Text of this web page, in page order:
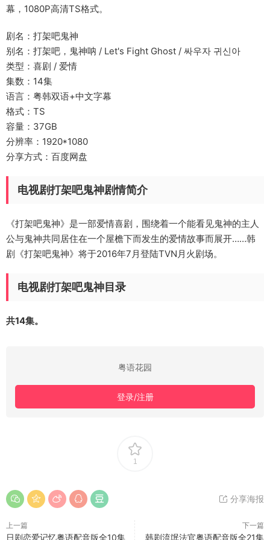
幕，1080P高清TS格式。
剧名：打架吧鬼神
别名：打架吧，鬼神呐 / Let's Fight Ghost / 싸우자 귀신아
类型：喜剧 / 爱情
集数：14集
语言：粤韩双语+中文字幕
格式：TS
容量：37GB
分辨率：1920*1080
分享方式：百度网盘
电视剧打架吧鬼神剧情简介
《打架吧鬼神》是一部爱情喜剧，围绕着一个能看见鬼神的主人
公与鬼神共同居住在一个屋檐下而发生的爱情故事而展开……韩
剧《打架吧鬼神》将于2016年7月登陆TVN月火剧场。
电视剧打架吧鬼神目录
共14集。
粤语花园
登录/注册
1
分享海报
上一篇
日剧恋爱记忆粤语配音版全10集
下一篇
韩剧流氓法官粤语配音版全21集